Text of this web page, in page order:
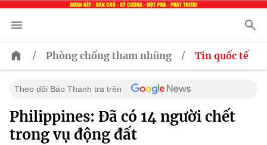
/ Phòng chống tham nhũng / Tin quốc tế
Theo dõi Báo Thanh tra trên
Philippines: Đã có 14 người chết
trong vụ động đất